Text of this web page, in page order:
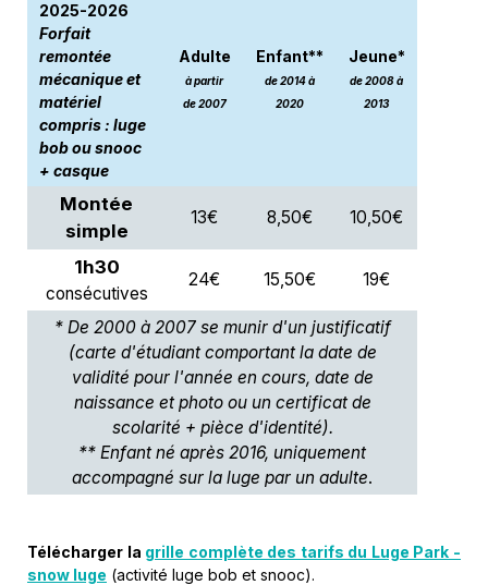
2025-2026
Forfait
remontée
mécanique et
matériel
compris : luge
bob ou snooc
+ casque
Adulte
à partir
de 2007
Enfant**
de 2014 à
2020
Jeune*
de 2008 à
2013
Montée
simple
13€ 8,50€ 10,50€
1h30
consécutives
24€ 15,50€ 19€
* De 2000 à 2007 se munir d'un justificatif
(carte d'étudiant comportant la date de
validité pour l'année en cours, date de
naissance et photo ou un certificat de
scolarité + pièce d'identité).
** Enfant né après 2016, uniquement
accompagné sur la luge par un adulte.
Télécharger la grille complète des tarifs du Luge Park -
snow luge (activité luge bob et snooc).